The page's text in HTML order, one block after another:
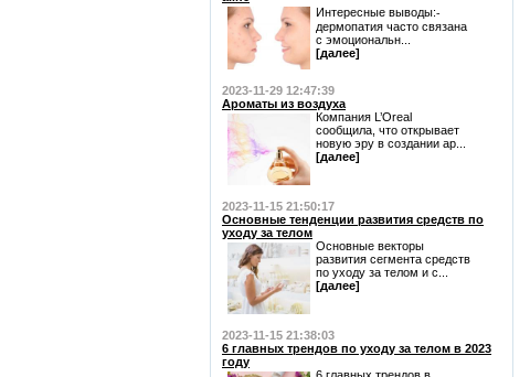
Интересные выводы:⁃
дермопатия часто связана
с эмоциональн...
[далее]
2023-11-29 12:47:39
Ароматы из воздуха
Компания L’Oreal
сообщила, что открывает
новую эру в создании ар...
[далее]
2023-11-15 21:50:17
Основные тенденции развития средств по
уходу за телом
Основные векторы
развития сегмента средств
по уходу за телом и с...
[далее]
2023-11-15 21:38:03
6 главных трендов по уходу за телом в 2023
году